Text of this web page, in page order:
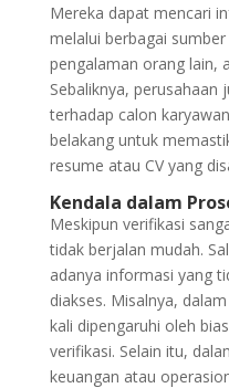
Mereka dapat mencari
melalui berbagai
pengalaman orang lain,
Sebaliknya, perusahaan
terhadap calon
belakang untuk
resume atau CV yang
Kendala dalam
Meskipun verifikasi
tidak berjalan mudah.
adanya informasi yang
diakses. Misalnya,
kali dipengaruhi oleh
verifikasi. Selain itu,
keuangan atau